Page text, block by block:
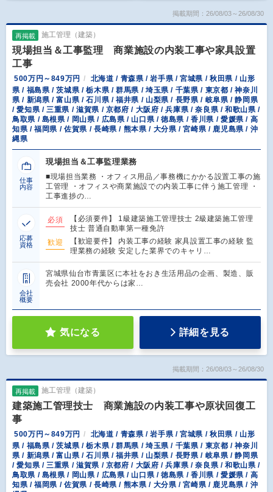
掲載期間：26/08/03～26/08/30
再掲載 施工管理（建築）
現場担当＆工事監理 商業施設の内装工事や家具設置
工事
500万円～849万円
北海道 / 青森県 / 岩手県 / 宮城県 / 秋田県 / 山形
県 / 福島県 / 茨城県 / 栃木県 / 群馬県 / 埼玉県 / 千葉県 / 東京都 / 神奈川
県 / 新潟県 / 富山県 / 石川県 / 福井県 / 山梨県 / 長野県 / 岐阜県 / 静岡県
/ 愛知県 / 三重県 / 滋賀県 / 京都府 / 大阪府 / 兵庫県 / 奈良県 / 和歌山県 /
鳥取県 / 島根県 / 岡山県 / 広島県 / 山口県 / 徳島県 / 香川県 / 愛媛県 / 高
知県 / 福岡県 / 佐賀県 / 長崎県 / 熊本県 / 大分県 / 宮崎県 / 鹿児島県 / 沖
縄県
仕事
内容
現場担当＆工事監理業務
■現場担当業務 ・オフィス用品／事務機にかかる設置工事の施
工管理 ・オフィスや商業施設での内装工事に伴う施工管理 ・
工事進捗の…
応募
資格
必須
【必須要件】 1級建築施工管理技士 2級建築施工管理
技士 普通自動車第一種免許
歓迎
【歓迎要件】 内装工事の経験 家具設置工事の経験 監
理業務の経験 安定した業界でのキャリ…
会社
概要
宮城県仙台市青葉区に本社をおき生活用品の企画、製造、販
売会社 2000年代からは家…
気になる 詳細を見る
掲載期間：26/08/03～26/08/30
再掲載 施工管理（建築）
建築施工管理技士 商業施設の内装工事や原状回復工
事
500万円～849万円
北海道 / 青森県 / 岩手県 / 宮城県 / 秋田県 / 山形
県 / 福島県 / 茨城県 / 栃木県 / 群馬県 / 埼玉県 / 千葉県 / 東京都 / 神奈川
県 / 新潟県 / 富山県 / 石川県 / 福井県 / 山梨県 / 長野県 / 岐阜県 / 静岡県
/ 愛知県 / 三重県 / 滋賀県 / 京都府 / 大阪府 / 兵庫県 / 奈良県 / 和歌山県 /
鳥取県 / 島根県 / 岡山県 / 広島県 / 山口県 / 徳島県 / 香川県 / 愛媛県 / 高
知県 / 福岡県 / 佐賀県 / 長崎県 / 熊本県 / 大分県 / 宮崎県 / 鹿児島県 / 沖